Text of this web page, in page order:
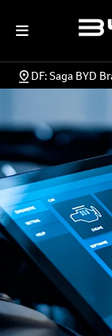
DF: Saga BYD